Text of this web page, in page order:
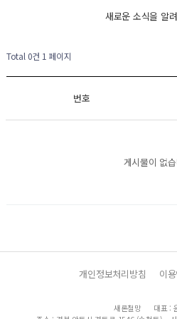
새로운 소식을 알
Total 0건 1 페이지
번호
게시물이 없
개인정보처리방침 이
새론철망
대표 :